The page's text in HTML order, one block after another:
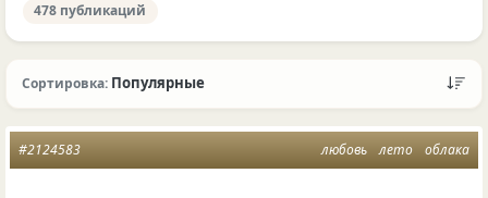
478 публикаций
Сортировка: Популярные
любовь лето облака
#2124583